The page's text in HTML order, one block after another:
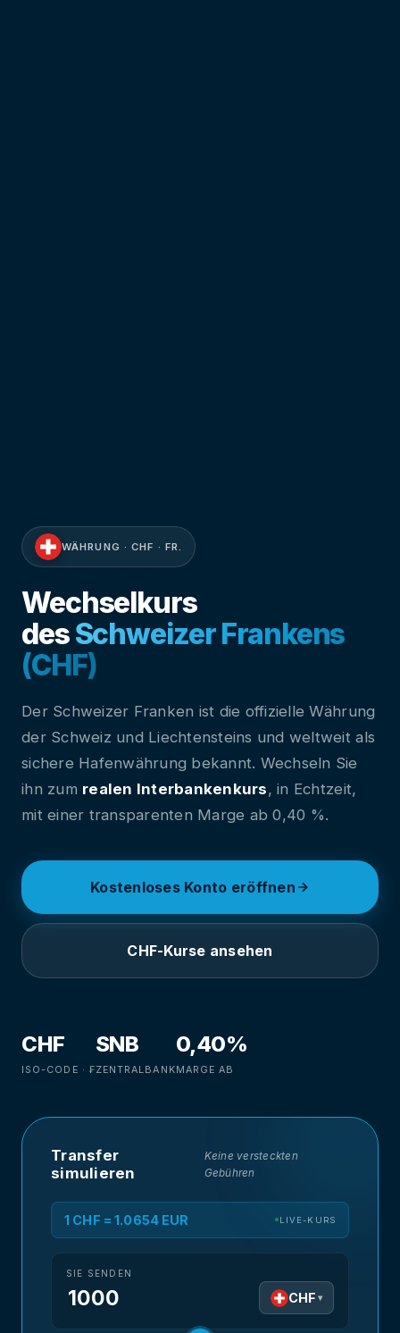
WÄHRUNG · CHF · FR.
Wechselkurs
desSchweizer Frankens
(CHF)
Der Schweizer Franken ist die offizielle Währung
der Schweiz und Liechtensteins und weltweit als
sichere Hafenwährung bekannt. Wechseln Sie
ihn zum realen Interbankenkurs, in Echtzeit,
mit einer transparenten Marge ab 0,40 %.
Kostenloses Konto eröffnen
CHF-Kurse ansehen
CHF
ISO-CODE · ₣
SNB
ZENTRALBANK
0,40%
MARGE AB
Transfer
simulieren
Keine versteckten
Gebühren
1 CHF = 1.0654 EUR LIVE-KURS
SIE SENDEN
CHF ▾